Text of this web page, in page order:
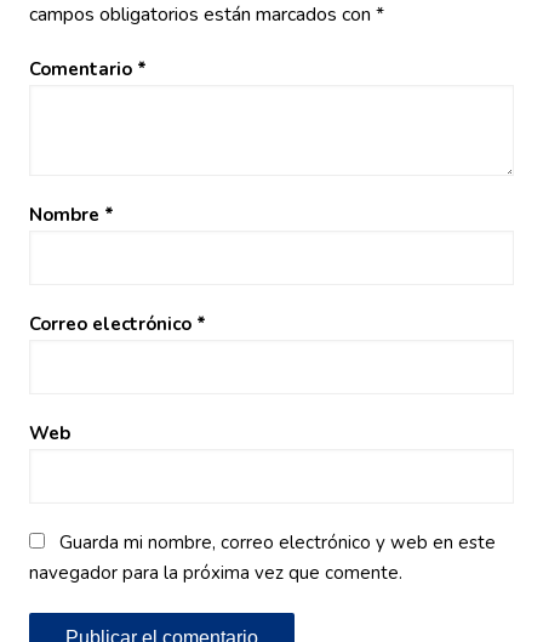
campos obligatorios están marcados con *
Comentario *
Nombre *
Correo electrónico *
Web
Guarda mi nombre, correo electrónico y web en este
navegador para la próxima vez que comente.